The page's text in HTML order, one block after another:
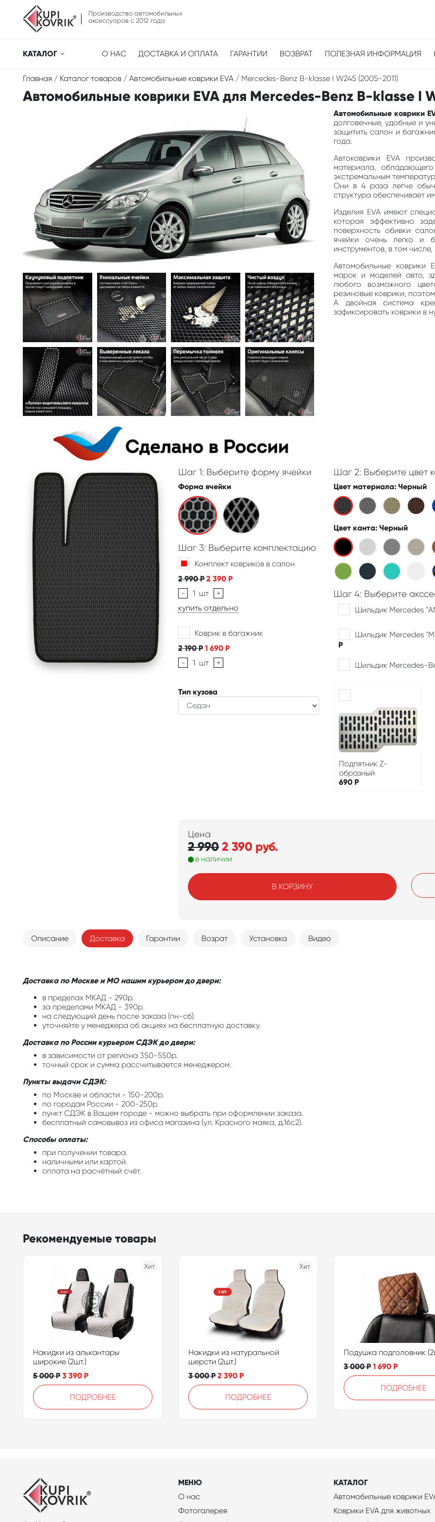
Производство автомобильных
аксессуаров с 2012 года
КАТАЛОГ О НАС ДОСТАВКА И ОПЛАТА ГАРАНТИИ ВОЗВРАТ ПОЛЕЗНАЯ ИНФОРМАЦИЯ
Главная / Каталог товаров / Автомобильные коврики EVA / Mercedes-Benz B-klasse I W245 (2005-2011)
Автомобильные коврики EVA для Mercedes-Benz B-klasse I
Автомобильные коврики
долговечные, удобные и
защитить салон и
года.
Автоковрики EVA
материала,
экстремальным
Они в 4 раза легче
структура обеспечивает
Изделия EVA имеют
которая эффективно
поверхность обивки
ячейки очень легко и
инструментов, в том
Автомобильные коврики
марок и моделей авто,
любого возможного
резиновые коврики,
А двойная система
зафиксировать коврики в
Шаг 1: Выберите форму ячейки
Форма ячейки
Шаг 3: Выберите комплектацию
Комплект ковриков в салон
2 990Р 2 390 Р
-
1 шт
+
купить отдельно
Коврик в багажник
2 190Р 1 690 Р
-
1 шт +
Тип кузова
Шаг 2: Выберите цвет
Цвет материала: Черный
Цвет канта: Черный
Шаг 4: Выберите
Шильдик Mercedes
Шильдик Mercedes
Р
Шильдик Mercedes-
Подпятник Z-
образный
690 Р
Цена
2 9902 390 руб.
в наличии
В КОРЗИНУ
Описание Доставка Гарантии Возрат Установка Видео
Доставка по Москве и МО нашим курьером до двери:
в пределах МКАД - 290р.
за пределами МКАД - 390р.
на следующий день после заказа (пн-сб).
уточняйте у менеджера об акциях на бесплатную доставку.
Доставка по России курьером СДЭК до двери:
в зависимости от региона 350-550р.
точный срок и сумма рассчитывается менеджером.
Пункты выдачи СДЭК:
по Москве и области - 150-200р.
по городам России - 200-250р.
пункт СДЭК в Вашем городе - можно выбрать при оформлении заказа.
бесплатный самовывоз из офиса магазина (ул. Красного маяка, д.16с2).
Способы оплаты:
при получении товара.
наличными или картой.
оплата на расчётный счёт.
Рекомендуемые товары
Хит
Накидки из алькантары
широкие (2шт.)
5 000Р 3 390 Р
ПОДРОБНЕЕ
Хит
Накидки из натуральной
шерсти (2шт.)
3 000Р 2 390 Р
ПОДРОБНЕЕ
Подушка подголовник
3 000Р 1 690 Р
ПОДРОБНЕЕ
МЕНЮ
О нас
Фотогалерея
КАТАЛОГ
Автомобильные коврики
Коврики EVA для животных